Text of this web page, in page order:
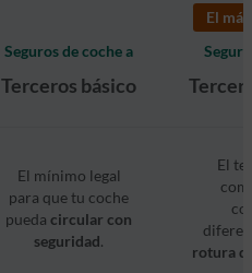
Seguros de coche a
Terceros básico
El
El mínimo legal
para que tu coche
pueda circular con
seguridad.
El
rotura